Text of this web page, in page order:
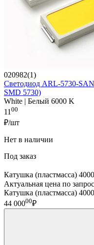
020982(1)
Светодиод ARL-5730-
SMD 5730)
White | Белый 6000 K
1100
₽/шт
Нет в наличии
Под заказ
Катушка (пластмасса)
Актуальная цена по
Катушка (пластмасса)
44 00000₽